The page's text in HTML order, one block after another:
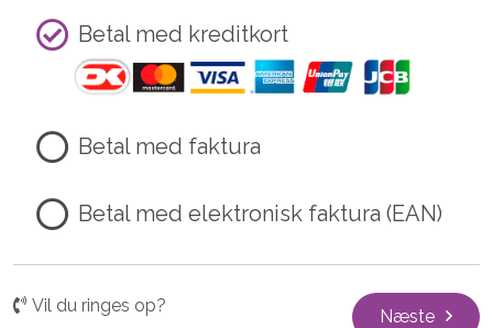
Betal med kreditkort
Betal med faktura
Betal med elektronisk faktura (EAN)
Vil du ringes op?
Næste